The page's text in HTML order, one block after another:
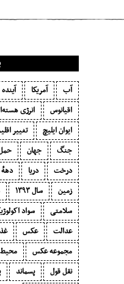
آب آمریکا آینده
اقیانوس
انرژی
ایوان ایلیچ
تغییر
جنگ
جهان
درخت
دریا دههٔ ۱‍۳۶۰
زمین
سال ۱۳۹۳
سلامتی
سواد
عدالت
عکس
مجموعه عکس
نقل قول
پسماند